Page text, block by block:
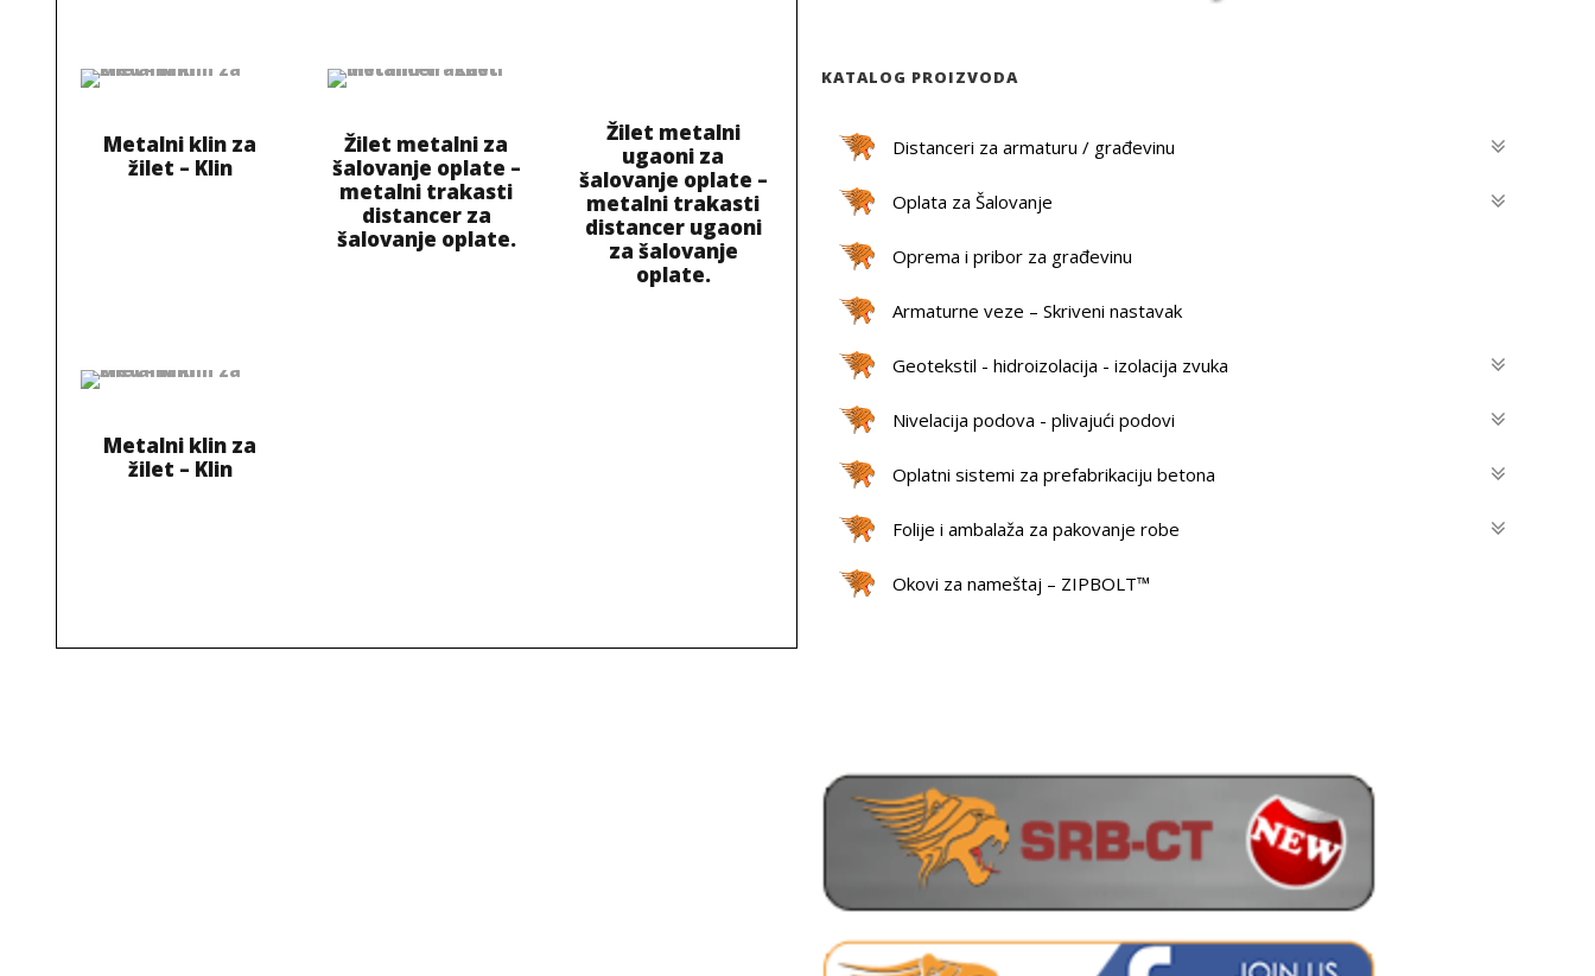
Metalni klin za
žilet – Klin
Žilet metalni za
šalovanje oplate –
metalni trakasti
distancer za
šalovanje oplate.
Žilet metalni
ugaoni za
šalovanje oplate –
metalni trakasti
distancer ugaoni
za šalovanje
oplate.
Metalni klin za
žilet – Klin
h
KATALOG PROIZVODA
Distanceri za armaturu / građevinu
Oplata za Šalovanje
Oprema i pribor za građevinu
Armaturne veze – Skriveni nastavak
Geotekstil - hidroizolacija - izolacija zvuka
Nivelacija podova - plivajući podovi
Oplatni sistemi za prefabrikaciju betona
Folije i ambalaža za pakovanje robe
Okovi za nameštaj – ZIPBOLT™